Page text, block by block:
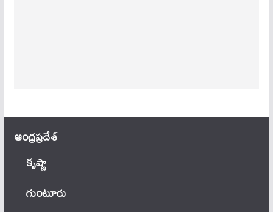
ఆంధ్ర‌ప్ర‌దేశ్
కృష్ణా
గుంటూరు